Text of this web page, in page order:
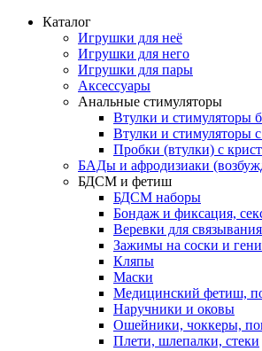
Каталог
Игрушки для неё
Игрушки для него
Игрушки для пары
Аксессуары
Анальные стимуляторы
Втулки и стимуляторы
Втулки и стимуляторы
Пробки (втулки) с
БАДы и афродизиаки
БДСМ и фетиш
БДСМ наборы
Бондаж и фиксация,
Веревки для связывания
Зажимы на соски и
Кляпы
Маски
Медицинский фетиш,
Наручники и оковы
Ошейники, чоккеры,
Плети, шлепалки, стеки